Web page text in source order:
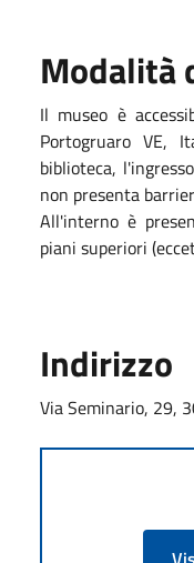
Modalità
Il museo è
Portogruaro VE,
biblioteca,
non presenta
All'interno è
piani superiori
Indirizzo
Via Seminario, 29,